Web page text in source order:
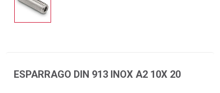
ESPARRAGO DIN 913 INOX A2 10X 20